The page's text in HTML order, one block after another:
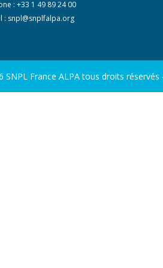
: +33 1 49 89 24 00
: snpl@snplfalpa.org
SNPL France ALPA tous droits réservés